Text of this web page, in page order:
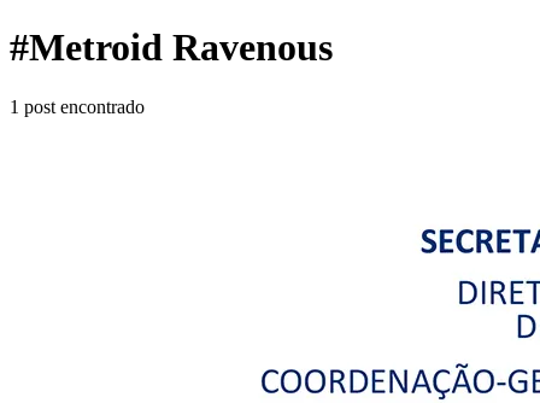
#Metroid Ravenous
1 post encontrado